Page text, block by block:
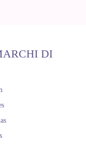
DI